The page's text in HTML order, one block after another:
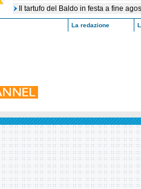
Il tartufo del Baldo in festa a fine
La redazione